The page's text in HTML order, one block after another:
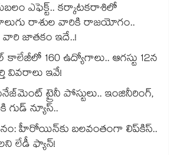
ఎఫెక్ట్.. కర్కాటకరాశిలో
రాశుల వారికి రాజయోగం..
జాతకం ఇదే..!
కాలేజీలో 160 ఉద్యోగాలు.. ఆగస్టు 12న
వివరాలు ఇవే!
ట్రైనీ పోస్టులు.. ఇంజినీరింగ్,
గుడ్ న్యూస్..
హీరోయిన్‌కు బలవంతంగా లిప్‌కిస్‌..
లేడీ ఫ్యాన్!